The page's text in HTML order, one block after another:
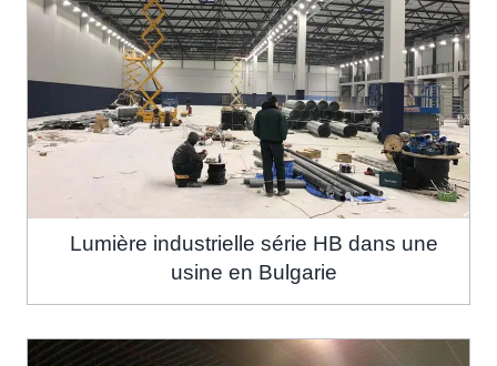
Lumière industrielle série HB dans une
usine en Bulgarie